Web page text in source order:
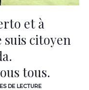
et à
suis citoyen
tous.
DE LECTURE